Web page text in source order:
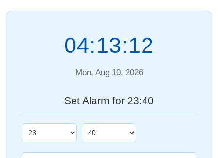
04:13:12
Mon, Aug 10, 2026
Set Alarm for 23:40